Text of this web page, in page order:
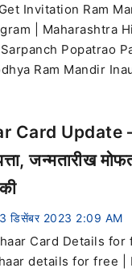
Invitation Ram
| Maharashtra
Popatrao
Ram Mandir
Card Update
जन्मतारीख
डिसेंबर 2023 2:09 AM
Card Details for
details for free |